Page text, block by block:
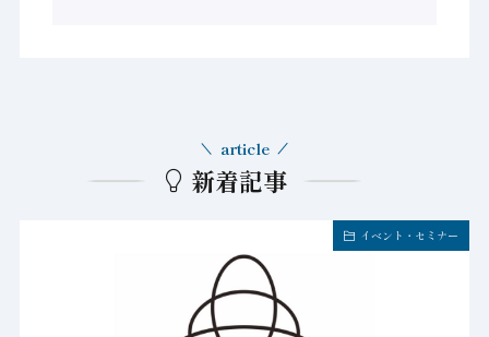
新着記事
article
イベント・セミナー